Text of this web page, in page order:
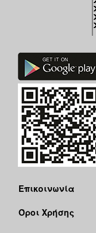
Επικοινωνία
Όροι Χρήσης